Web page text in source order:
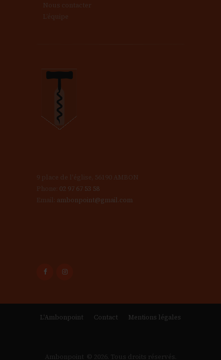
Nous contacter
L’équipe
9 place de l'église, 56190 AMBON
Phone: 02 97 67 53 58
Email: ambonpoint@gmail.com
L'Ambonpoint Contact Mentions légales
Ambonpoint © 2026. Tous droits réservés.